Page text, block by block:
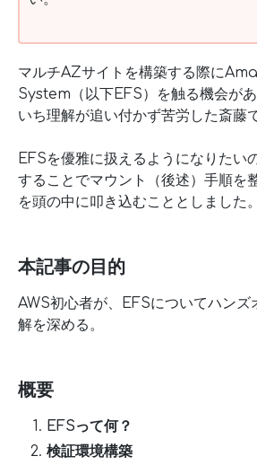
マルチAZサイトを構築する際に
System（以下EFS）を触る機会が
いち理解が追い付かず苦労した斎藤
EFSを優雅に扱えるようになりたい
することでマウント（後述）手順を
を頭の中に叩き込むこととしました。
本記事の目的
AWS初心者が、EFSについてハンズ
解を深める。
概要
EFSって何？
検証環境構築